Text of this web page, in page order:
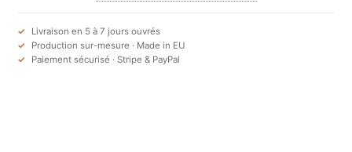
Livraison en 5 à 7 jours ouvrés
Production sur-mesure · Made in EU
Paiement sécurisé · Stripe & PayPal